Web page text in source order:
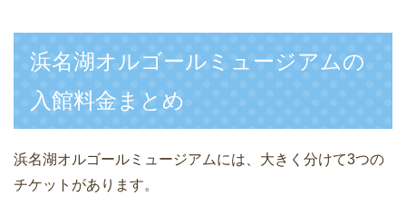
浜名湖オルゴールミュージアムの
入館料金まとめ
浜名湖オルゴールミュージアムには、大きく分けて3つの
チケットがあります。